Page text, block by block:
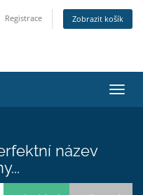
Registrace Zobrazit košík
název